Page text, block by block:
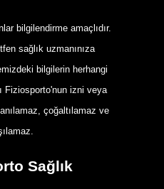
bilgilendirme amaçlıdır.
sağlık uzmanınıza
bilgilerin herhangi
Fiziosporto'nun izni veya
çoğaltılamaz ve
Sağlık